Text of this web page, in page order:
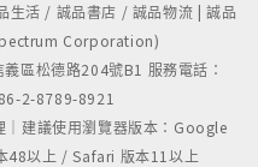
活 / 誠品書店 / 誠品物流 | 誠品
Corporation)
區松德路204號B1 服務電話：
2-8789-8921
｜建議使用瀏覽器版本：Google
48以上 / Safari 版本11以上